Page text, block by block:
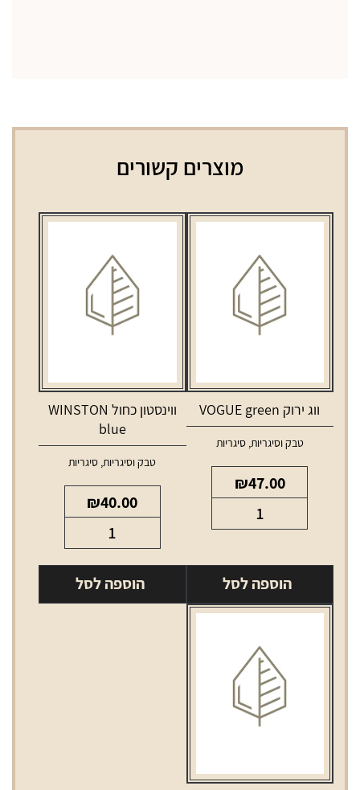
מוצרים קשורים
ווג ירוק VOGUE green
טבק וסיגריות,סיגריות
₪47.00
של
הוספה לסל
ווינסטון כחול WINSTON
blue
טבק וסיגריות, סיגריות
₪40.00
של
ווינסטון
כחול
הוספה לסל